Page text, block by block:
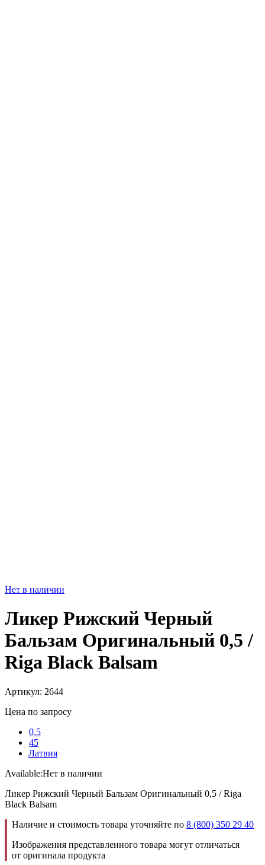
Нет в наличии
Ликер Рижский Черный
Бальзам Оригинальный 0,5 /
Riga Black Balsam
Артикул: 2644
Цена по запросу
0,5
45
Латвия
Available:Нет в наличии
Ликер Рижский Черный Бальзам Оригинальный 0,5 / Riga
Black Balsam
Наличие и стоимость товара уточняйте по 8 (800) 350 29 40
Изображения представленного товара могут отличаться
от оригинала продукта